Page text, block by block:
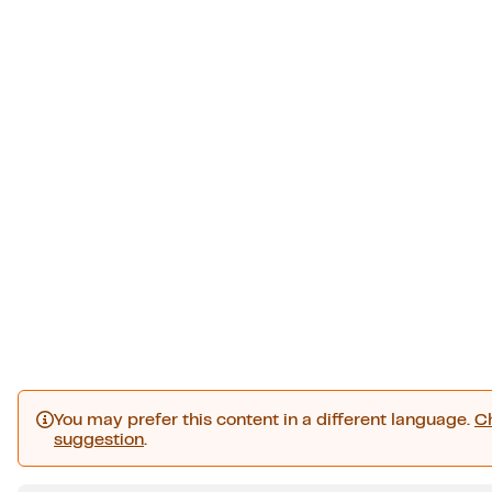
You may prefer this content in a different language.
suggestion.